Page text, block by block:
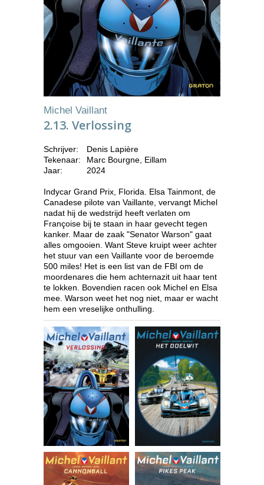
Michel Vaillant
2.13. Verlossing
Schrijver:
Denis Lapière
Tekenaar:
Marc Bourgne, Eillam
Jaar:
2024
Indycar Grand Prix, Florida. Elsa Tainmont, de
Canadese pilote van Vaillante, vervangt Michel
nadat hij de wedstrijd heeft verlaten om
Françoise bij te staan in haar gevecht tegen
kanker. Maar de zaak "Senator Warson" gaat
alles omgooien. Want Steve kruipt weer achter
het stuur van een Vaillante voor de beroemde
500 miles! Het is een list van de FBI om de
moordenares die hem achternazit uit haar tent
te lokken. Bovendien racen ook Michel en Elsa
mee. Warson weet het nog niet, maar er wacht
hem een vreselijke onthulling.